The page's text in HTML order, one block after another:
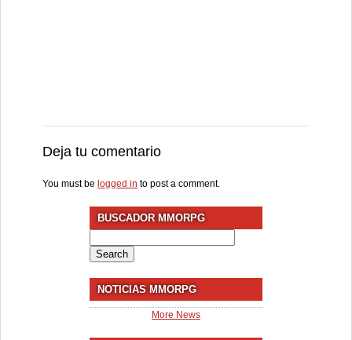
Deja tu comentario
You must be logged in to post a comment.
BUSCADOR MMORPG
for:
NOTICIAS MMORPG
More News